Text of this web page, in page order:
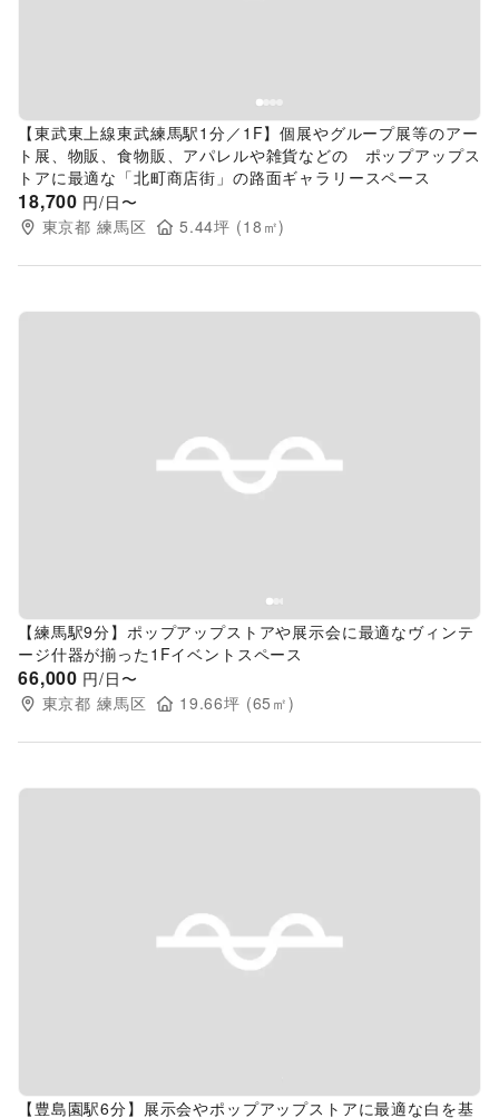
【東武東上線東武練馬駅1分／1F】個展やグループ展等のアー
ト展、物販、食物販、アパレルや雑貨などの ポップアップス
トアに最適な「北町商店街」の路面ギャラリースペース
18,700 円/日〜
東京都 練馬区 5.44坪 (18 ㎡)
Previous slide
【練馬駅9分】ポップアップストアや展示会に最適なヴィンテ
ージ什器が揃った1Fイベントスペース
66,000 円/日〜
東京都 練馬区 19.66坪 (65 ㎡)
Previous slide
【豊島園駅6分】展示会やポップアップストアに最適な白を基